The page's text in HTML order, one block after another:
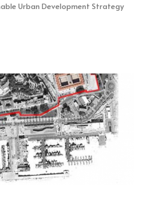
Urban Development Strategy